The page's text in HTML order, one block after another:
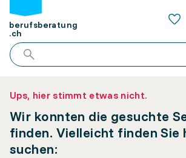
berufsberatung
.ch
Ups, hier stimmt etwas nicht.
Wir konnten die gesuchte
finden. Vielleicht finden Sie
suchen: